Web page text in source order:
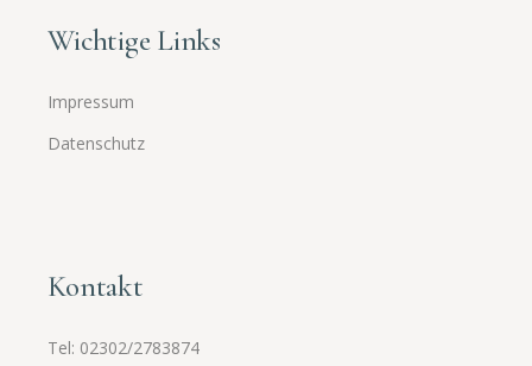
Wichtige Links
Impressum
Datenschutz
Kontakt
Tel: 02302/2783874